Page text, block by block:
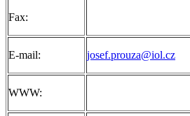
Fax:
E-mail: josef.prouza@iol.cz
WWW: